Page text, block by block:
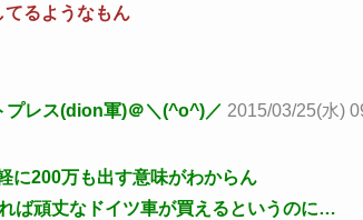
てるようなもん
プレス(dion軍)＠＼(^o^)／ 2015/03/25(水)
に200万も出す意味がわからん
ば頑丈なドイツ車が買えるというのに…